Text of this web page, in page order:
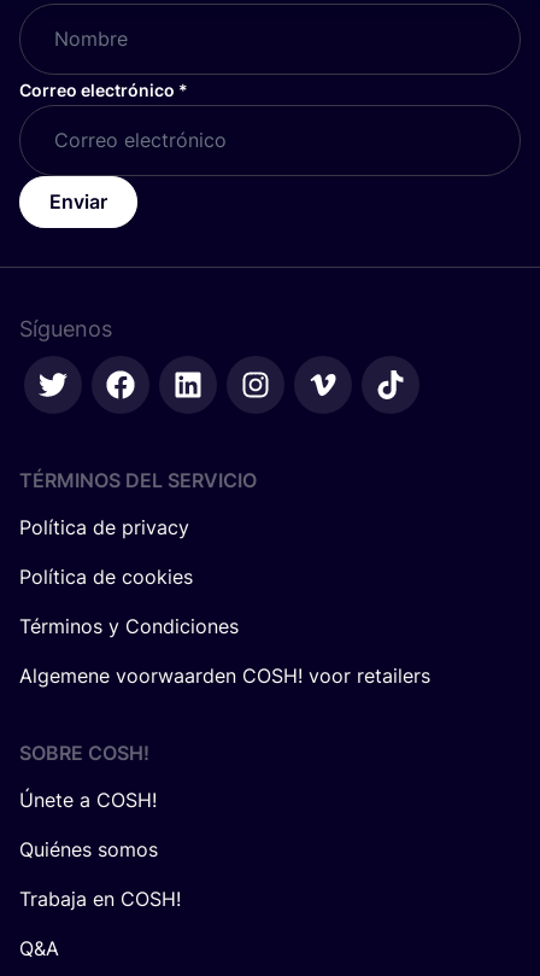
Correo electrónico *
Enviar
Síguenos
TÉRMINOS DEL SERVICIO
Política de privacy
Política de cookies
Términos y Condiciones
Algemene voorwaarden COSH! voor retailers
SOBRE COSH!
Únete a COSH!
Quiénes somos
Trabaja en COSH!
Q&A